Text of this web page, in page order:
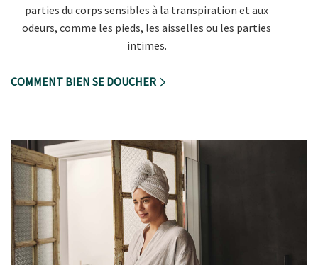
parties du corps sensibles à la transpiration et aux
odeurs, comme les pieds, les aisselles ou les parties
intimes.
COMMENT BIEN SE DOUCHER